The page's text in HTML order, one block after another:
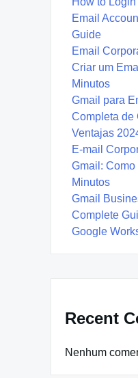
Email
Guide
Email
Criar um
Minutos
Gmail para
Completa de
Ventajas
E-mail
Gmail:
Minutos
Gmail
Complete
Google
Recent
Nenhum